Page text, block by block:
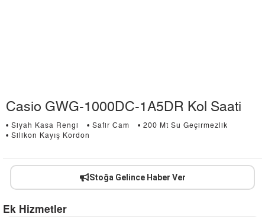
Casio GWG-1000DC-1A5DR Kol Saati
• Siyah Kasa Rengi • Safir Cam
• 200 Mt Su Geçirmezlik
• Silikon Kayış Kordon
Stoğa Gelince Haber Ver
Ek Hizmetler